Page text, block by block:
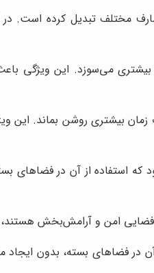
مختلف تبدیل کرده است. در
بیشتری می‌سوزد. این ویژگی
زمان بیشتری روشن بماند. این
استفاده از آن در فضاهای
فضایی امن و آرامش‌بخش
فضاهای بسته، بدون ایجاد